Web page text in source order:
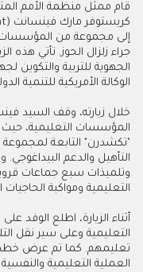
قام ممثل منظمة الأمم
إلى مجموعة من المؤسسات
جراء زلزال الحوز. تأتي هذه
الجهوية للتربية
الوكالة الأمريكية للتنمية
خلال زيارته، وقف السيد
المؤسسات التعليمية، حيث
"تكشدرن" التابعة
التأهيل والدعم
وتلميذات سبع جماعات
التعليمية ومواكبة
أثناء الزيارة، اطلع
التعليمية وعلى سير نقل
تعليمهم. كما تم عرض